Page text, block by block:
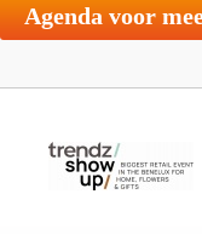
Agenda voor